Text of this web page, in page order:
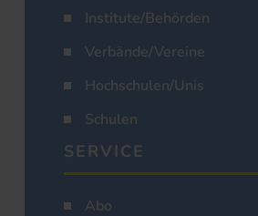
Institute/Behörden
Verbände/Vereine
Hochschulen/Unis
Schulen
SERVICE
Abo